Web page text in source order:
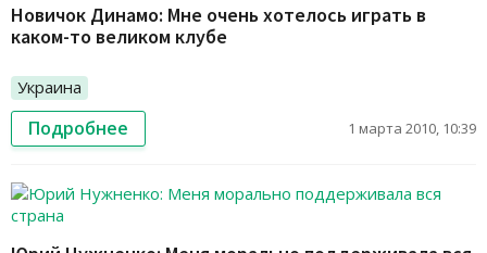
Новичок Динамо: Мне очень хотелось играть в
каком-то великом клубе
Украина
Подробнее 1 марта 2010, 10:39